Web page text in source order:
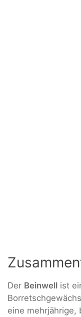
Der Beinwell ist
eine mehrjährige,